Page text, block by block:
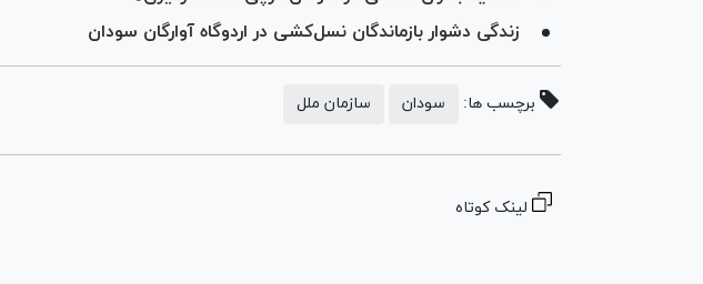
زندگی دشوار بازماندگان نسل‌کشی در اردوگاه آوارگان سودان
برچسب ها: سودان سازمان ملل
لینک کوتاه